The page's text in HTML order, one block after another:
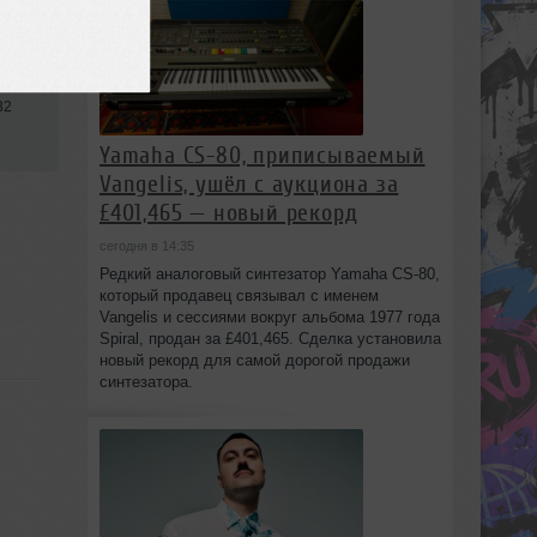
Yamaha CS-80, приписываемый
Vangelis, ушёл с аукциона за
£401,465 — новый рекорд
сегодня в 14:35
Редкий аналоговый синтезатор Yamaha CS-80,
который продавец связывал с именем
Vangelis и сессиями вокруг альбома 1977 года
Spiral, продан за £401,465. Сделка установила
новый рекорд для самой дорогой продажи
синтезатора.